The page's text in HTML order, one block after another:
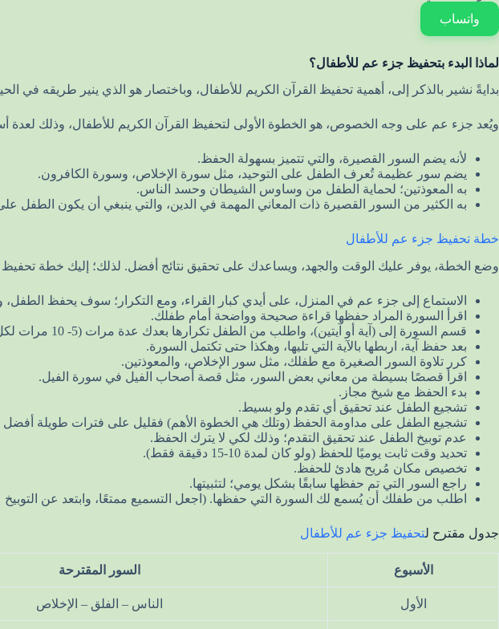
واتساب
لماذا البدء بتحفيظ جزء عم للأطفال؟
بدايةً نشير بالذكر إلى، أهمية تحفيظ القرآن الكريم للأطفال، وباختصار هو الذي ينير طريقه في
ويُعد جزء عم على وجه الخصوص، هو الخطوة الأولى لتحفيظ القرآن الكريم للأطفال، وذلك لعدة
لأنه يضم السور القصيرة، والتي تتميز بسهولة الحفظ.
يضم سور عظيمة تُعرف الطفل على التوحيد، مثل سورة الإخلاص، وسورة الكافرون.
به المعوذتين؛ لحماية الطفل من وساوس الشيطان وحسد الناس.
به الكثير من السور القصيرة ذات المعاني المهمة في الدين، والتي ينبغي أن يكون الطفل
خطة تحفيظ جزء عم للأطفال
وضع الخطة، يوفر عليك الوقت والجهد، ويساعدك على تحقيق نتائج أفضل. لذلك؛ إليك خطة
الاستماع إلى جزء عم في المنزل، على أيدي كبار القراء، ومع التكرار؛ سوف يحفظ الطفل،
اقرأ السورة المراد حفظها قراءة صحيحة وواضحة أمام طفلك.
قسم السورة إلى (آية أو آيتين)، واطلب من الطفل تكرارها بعدك عدة مرات (5- 10 مرات لكل آية).
بعد حفظ آية، اربطها بالآية التي تليها، وهكذا حتى تكتمل السورة.
كرر تلاوة السور الصغيرة مع طفلك، مثل سور الإخلاص، والمعوذتين.
اقرأ قصصًا بسيطة من معاني بعض السور، مثل قصة أصحاب الفيل في سورة الفيل.
بدء الحفظ مع شيخ مجاز.
تشجيع الطفل عند تحقيق أي تقدم ولو بسيط.
تشجيع الطفل على مداومة الحفظ (وتلك هي الخطوة الأهم) فقليل على فترات طويلة أفضل
عدم توبيخ الطفل عند تحقيق التقدم؛ وذلك لكي لا يترك الحفظ.
تحديد وقت ثابت يوميًا للحفظ (ولو كان لمدة 10-15 دقيقة فقط).
تخصيص مكان مُريح هادئ للحفظ.
راجع السور التي تم حفظها سابقًا بشكل يومي؛ لتثبيتها.
اطلب من طفلك أن يُسمع لك السورة التي حفظها. (اجعل التسميع ممتعًا، وابتعد عن التوبيخ
جدول مقترح لتحفيظ جزء عم للأطفال
الأسبوع السور المقترحة
الأول الناس – الفلق – الإخلاص